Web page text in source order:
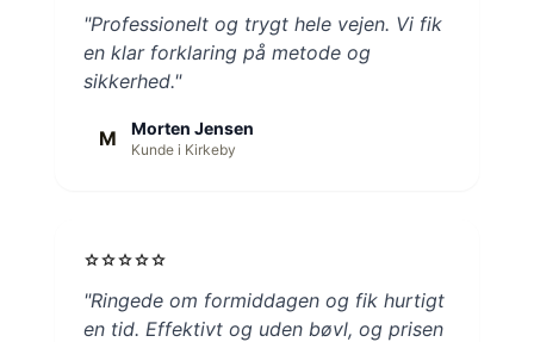
"Professionelt og trygt hele vejen. Vi fik
en klar forklaring på metode og
sikkerhed."
M Morten Jensen
Kunde i Kirkeby
starstarstarstarstar
"Ringede om formiddagen og fik hurtigt
en tid. Effektivt og uden bøvl, og prisen